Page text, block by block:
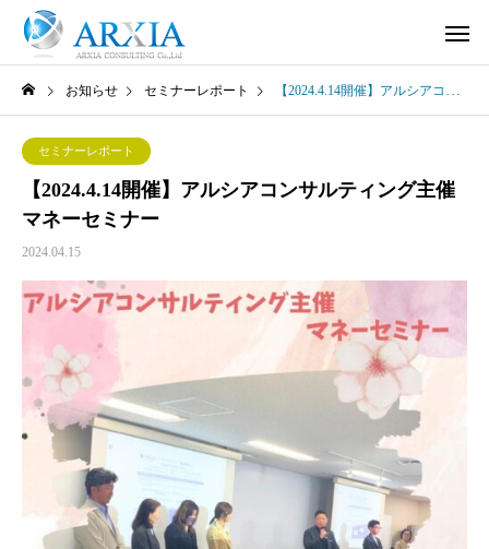
お知らせ セミナーレポート 【2024.4.14開催】アルシアコンサルティング主催マネーセミナー
セミナーレポート
【2024.4.14開催】アルシアコンサルティング主催
マネーセミナー
2024.04.15